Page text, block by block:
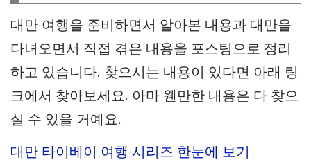
대만 여행을 준비하면서 알아본 내용과 대만을
다녀오면서 직접 겪은 내용을 포스팅으로 정리
하고 있습니다. 찾으시는 내용이 있다면 아래 링
크에서 찾아보세요. 아마 웬만한 내용은 다 찾으
실 수 있을 거예요.
대만 타이베이 여행 시리즈 한눈에 보기